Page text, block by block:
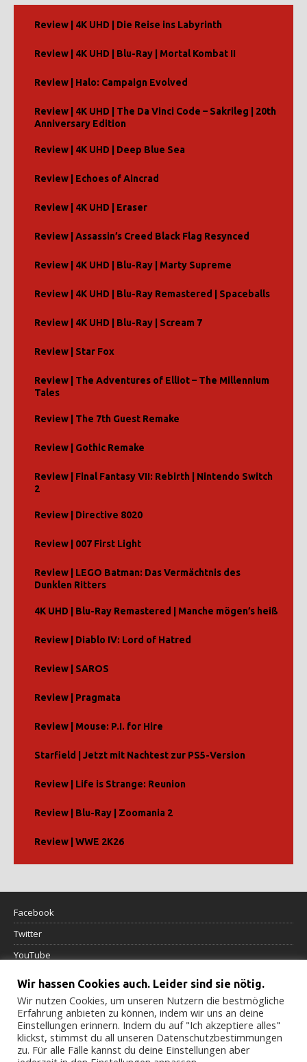
Review | 4K UHD | Die Reise ins Labyrinth
Review | 4K UHD | Blu-Ray | Mortal Kombat II
Review | Halo: Campaign Evolved
Review | 4K UHD | The Da Vinci Code – Sakrileg | 20th
Anniversary Edition
Review | 4K UHD | Deep Blue Sea
Review | Echoes of Aincrad
Review | 4K UHD | Eraser
Review | Assassin’s Creed Black Flag Resynced
Review | 4K UHD | Blu-Ray | Marty Supreme
Review | 4K UHD | Blu-Ray Remastered | Spaceballs
Review | 4K UHD | Blu-Ray | Scream 7
Review | Star Fox
Review | The Adventures of Elliot – The Millennium
Tales
Review | The 7th Guest Remake
Review | Gothic Remake
Review | Final Fantasy VII: Rebirth | Nintendo Switch
2
Review | Directive 8020
Review | 007 First Light
Review | LEGO Batman: Das Vermächtnis des
Dunklen Ritters
4K UHD | Blu-Ray Remastered | Manche mögen’s heiß
Review | Diablo IV: Lord of Hatred
Review | SAROS
Review | Pragmata
Review | Mouse: P.I. for Hire
Starfield | Jetzt mit Nachtest zur PS5-Version
Review | Life is Strange: Reunion
Review | Blu-Ray | Zoomania 2
Review | WWE 2K26
Facebook
Twitter
YouTube
Datenschutzerklärung
Impressum
Cookierichtlinie
Wir hassen Cookies auch. Leider sind sie nötig.
Wir nutzen Cookies, um unseren Nutzern die bestmögliche
Erfahrung anbieten zu können, indem wir uns an deine
Einstellungen erinnern. Indem du auf "Ich akzeptiere alles"
klickst, stimmst du all unseren Datenschutzbestimmungen
zu. Für alle Fälle kannst du deine Einstellungen aber